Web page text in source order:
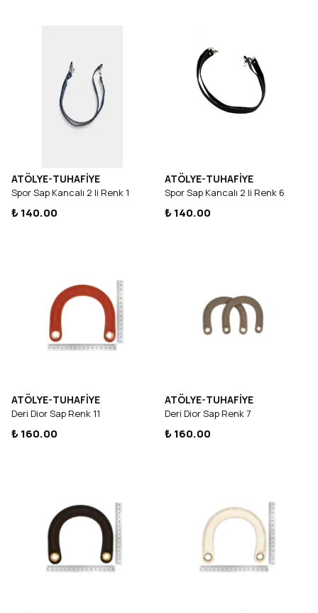
ATÖLYE-TUHAFİYE
Spor Sap Kancalı 2 li Renk 1
₺ 140.00
ATÖLYE-TUHAFİYE
Spor Sap Kancalı 2 li Renk 6
₺ 140.00
ATÖLYE-TUHAFİYE
Deri Dior Sap Renk 11
₺ 160.00
ATÖLYE-TUHAFİYE
Deri Dior Sap Renk 7
₺ 160.00